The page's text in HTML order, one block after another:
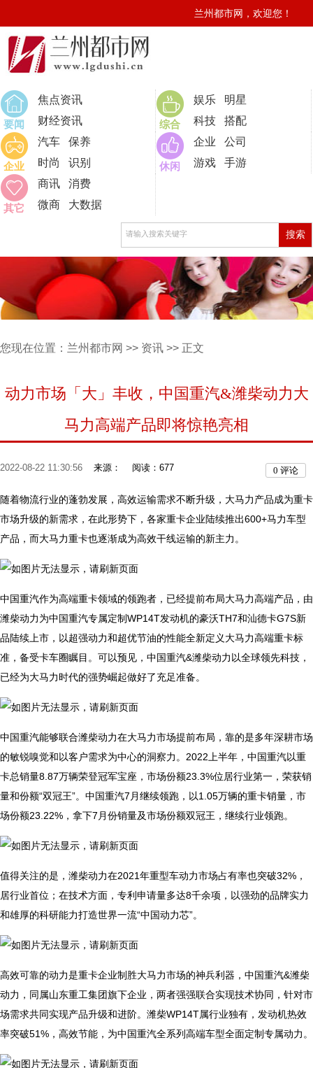
兰州都市网，欢迎您！
要闻
焦点资讯
财经资讯
综合
娱乐
明星
科技
搭配
企业
汽车
保养
时尚
识别 休闲
企业
公司
游戏
手游
其它
商讯
消费
微商
大数据
您现在位置： 兰州都市网 >> 资讯 >> 正文
动力市场「大」丰收，中国重汽&潍柴动力大
马力高端产品即将惊艳亮相
2022-08-22 11:30:56 来源： 阅读：677 0 评论
随着物流行业的蓬勃发展，高效运输需求不断升级，大马力产品成为重卡
市场升级的新需求，在此形势下，各家重卡企业陆续推出600+马力车型
产品，而大马力重卡也逐渐成为高效干线运输的新主力。
中国重汽作为高端重卡领域的领跑者，已经提前布局大马力高端产品，由
潍柴动力为中国重汽专属定制WP14T发动机的豪沃TH7和汕德卡G7S新
品陆续上市，以超强动力和超优节油的性能全新定义大马力高端重卡标
准，备受卡车圈瞩目。可以预见，中国重汽&潍柴动力以全球领先科技，
已经为大马力时代的强势崛起做好了充足准备。
中国重汽能够联合潍柴动力在大马力市场提前布局，靠的是多年深耕市场
的敏锐嗅觉和以客户需求为中心的洞察力。2022上半年，中国重汽以重
卡总销量8.87万辆荣登冠军宝座，市场份额23.3%位居行业第一，荣获销
量和份额“双冠王”。中国重汽7月继续领跑，以1.05万辆的重卡销量，市
场份额23.22%，拿下7月份销量及市场份额双冠王，继续行业领跑。
值得关注的是，潍柴动力在2021年重型车动力市场占有率也突破32%，
居行业首位；在技术方面，专利申请量多达8千余项，以强劲的品牌实力
和雄厚的科研能力打造世界一流“中国动力芯”。
高效可靠的动力是重卡企业制胜大马力市场的神兵利器，中国重汽&潍柴
动力，同属山东重工集团旗下企业，两者强强联合实现技术协同，针对市
场需求共同实现产品升级和进阶。潍柴WP14T属行业独有，发动机热效
率突破51%，高效节能，为中国重汽全系列高端车型全面定制专属动力。